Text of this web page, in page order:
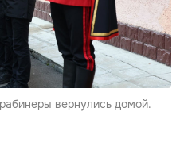
вернулись домой.